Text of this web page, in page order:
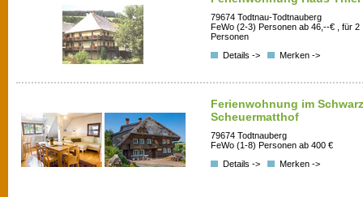
79674 Todtnau-Todtnauberg
FeWo (2-3) Personen ab 46,--€ , für 2
Personen
Details ->
Merken ->
Ferienwohnung im
Scheuermatthof
79674 Todtnauberg
FeWo (1-8) Personen ab 400 €
Details ->
Merken ->